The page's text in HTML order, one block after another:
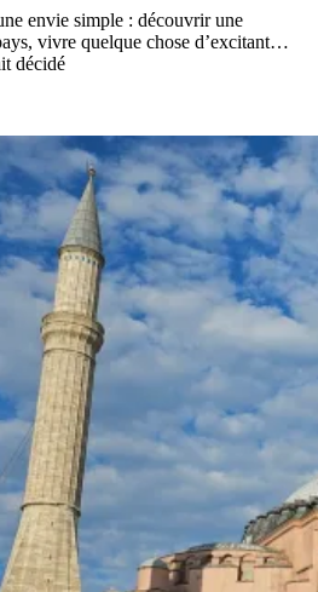
envie simple : découvrir une
vivre quelque chose d’excitant…
décidé